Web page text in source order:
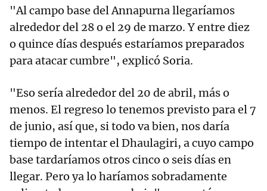
"Al campo base del Annapurna llegaríamos
alrededor del 28 o el 29 de marzo. Y entre diez
o quince días después estaríamos preparados
para atacar cumbre", explicó Soria.
"Eso sería alrededor del 20 de abril, más o
menos. El regreso lo tenemos previsto para el 7
de junio, así que, si todo va bien, nos daría
tiempo de intentar el Dhaulagiri, a cuyo campo
base tardaríamos otros cinco o seis días en
llegar. Pero ya lo haríamos sobradamente